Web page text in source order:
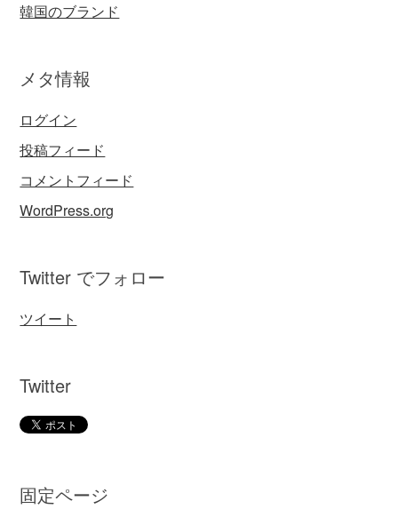
韓国のブランド
メタ情報
ログイン
投稿フィード
コメントフィード
WordPress.org
Twitter でフォロー
ツイート
Twitter
固定ページ